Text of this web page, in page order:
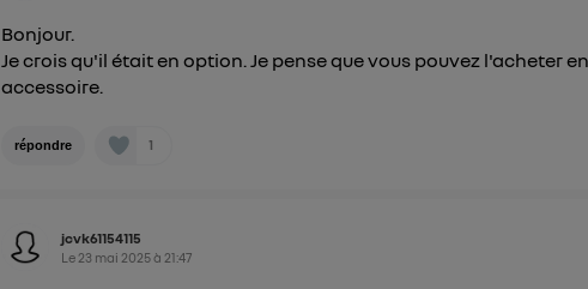
Bonjour.
Je crois qu'il était en option. Je pense que vous pouvez l'acheter
accessoire.
répondre 1
jcvk61154115
Le 23 mai 2025à 21:47